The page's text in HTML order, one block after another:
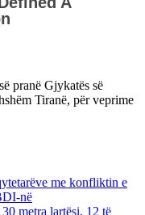
pranë Gjykatës së
Tiranë, për veprime
me konfliktin e
në
metra lartësi, 12 të